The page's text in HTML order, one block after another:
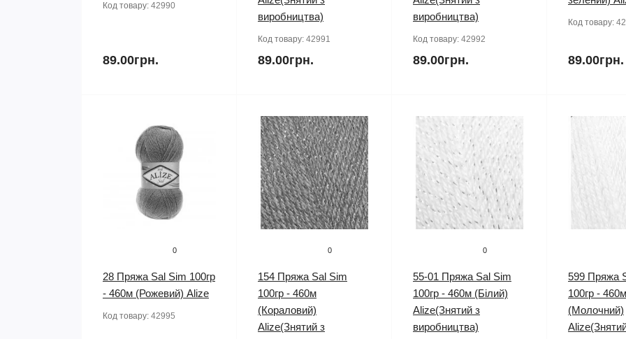
Код товару: 42990
89.00грн.
виробництва)
Код товару: 42991
89.00грн.
виробництва)
Код товару: 42992
89.00грн.
Код товару:
89.00грн.
0
28 Пряжа Sal Sim 100гр
- 460м (Рожевий) Alize
Код товару: 42995
0
154 Пряжа Sal Sim
100гр - 460м
(Кораловий)
Alize(Знятий з
0
55-01 Пряжа Sal Sim
100гр - 460м (Білий)
Alize(Знятий з
виробництва)
599 Пряжа
100гр - 460м
(Молочний)